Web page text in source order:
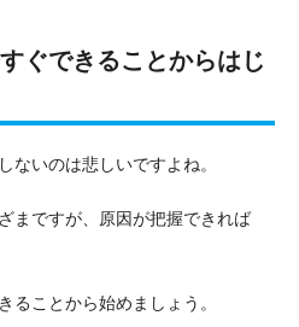
ぐできることからはじ
ないのは悲しいですよね。
まですが、原因が把握できれば
ることから始めましょう。